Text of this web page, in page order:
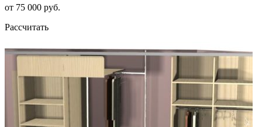
от 75 000 руб.
Рассчитать